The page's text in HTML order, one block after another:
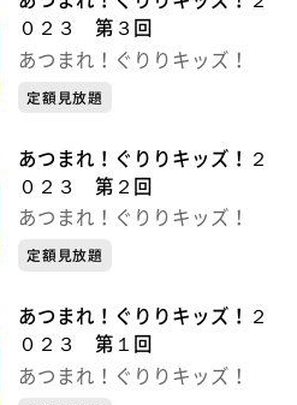
０２３ 第３回
あつまれ！ぐりりキッズ！
定額見放題
あつまれ！ぐりりキッズ！２
０２３ 第２回
あつまれ！ぐりりキッズ！
定額見放題
あつまれ！ぐりりキッズ！２
０２３ 第１回
あつまれ！ぐりりキッズ！